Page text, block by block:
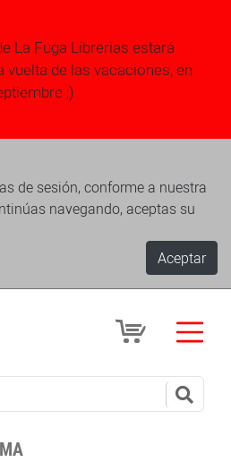
La Fuga Librerias estará
vuelta de las vacaciones, en
;)
de sesión, conforme a nuestra
navegando, aceptas su
Aceptar